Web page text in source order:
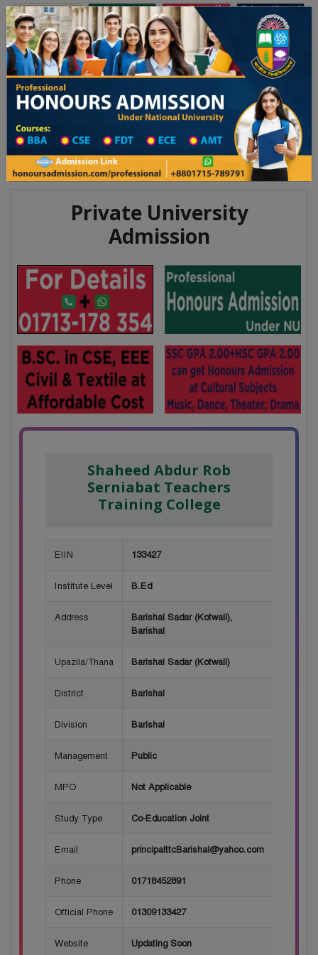
Toggle navigation অনার্স ভর্তি প্রফেশনাল অনার্স
Updates
২০২৫-২৬ শিক্ষাবর্ষের ১ম বর্ষের ভর্তি আবেদন বিজ্ঞপ্তি ঢাকা বিশ্ববিদ্যালয় ২০২৫-২৬
Teachers Training in Barishal
Teachers Training Information
Private University
Admission
Shaheed Abdur Rob
Serniabat Teachers
Training College
EIIN 133427
Institute Level B.Ed
Address
Barishal Sadar (Kotwali),
Barishal
Upazila/Thana Barishal Sadar (Kotwali)
District Barishal
Division Barishal
Management Public
MPO Not Applicable
Study Type Co-Education Joint
Email principalttcBarishal@yahoo.com
Phone 01718452891
Official Phone 01309133427
Website Updating Soon